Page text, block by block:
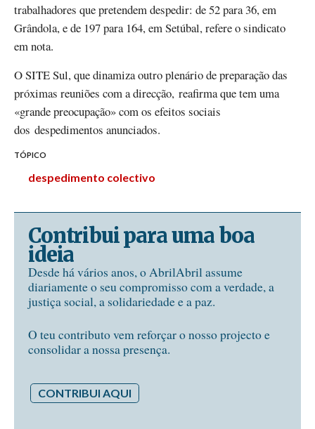
trabalhadores que pretendem despedir: de 52 para 36, em
Grândola, e de 197 para 164, em Setúbal, refere o sindicato
em nota.
O SITE Sul, que dinamiza outro plenário de preparação das
próximas reuniões com a direcção, reafirma que tem uma
«grande preocupação» com os efeitos sociais
dos despedimentos anunciados.
TÓPICO
despedimento colectivo
Contribui para uma boa
ideia
Desde há vários anos, o AbrilAbril assume
diariamente o seu compromisso com a verdade, a
justiça social, a solidariedade e a paz.
O teu contributo vem reforçar o nosso projecto e
consolidar a nossa presença.
CONTRIBUI AQUI